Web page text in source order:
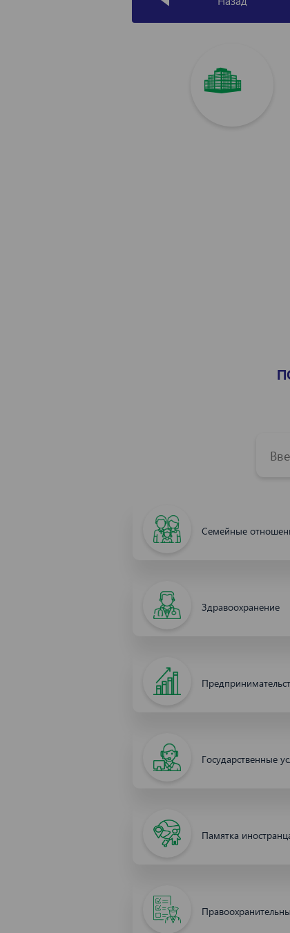
Семейные
Здравоохранение
Государственные
Памятка